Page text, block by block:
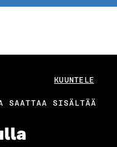
KUUNTELE
SAATTAA SISÄLTÄÄ